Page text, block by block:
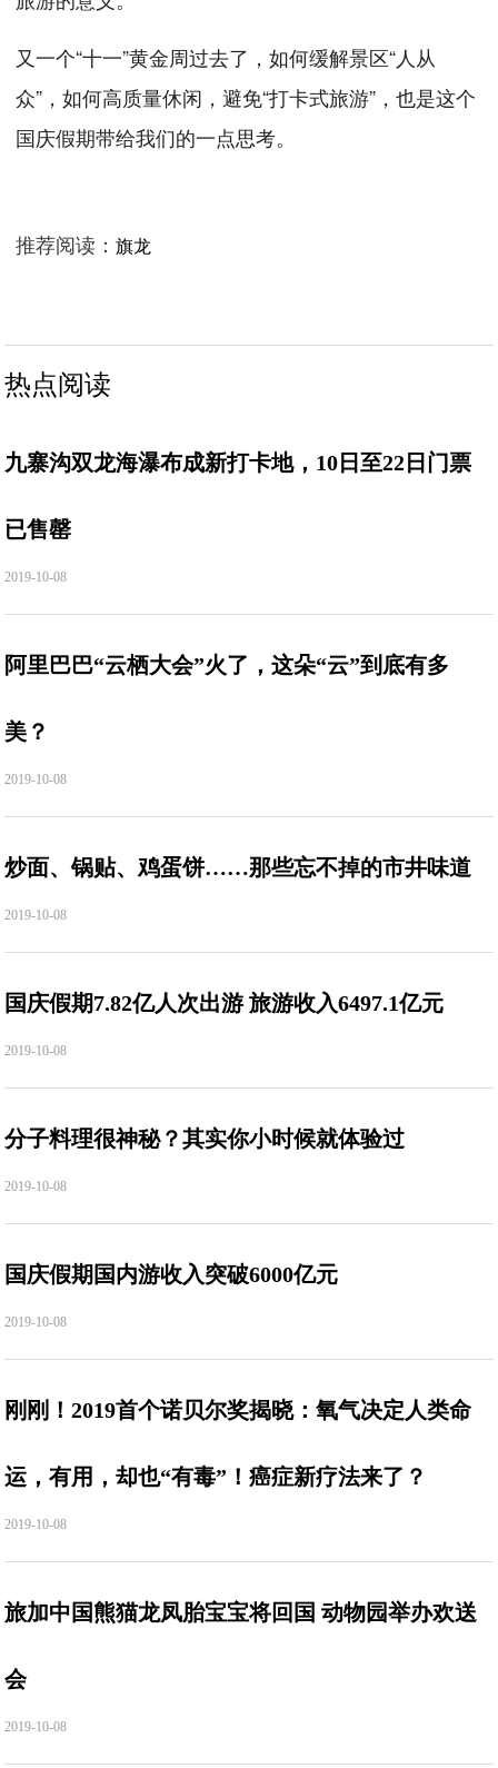
又一个“十一”黄金周过去了，如何缓解景区“人从
众”，如何高质量休闲，避免“打卡式旅游”，也是这个
国庆假期带给我们的一点思考。
推荐阅读：旗龙
热点阅读
九寨沟双龙海瀑布成新打卡地，10日至22日门票
已售罄
2019-10-08
阿里巴巴“云栖大会”火了，这朵“云”到底有多
美？
2019-10-08
炒面、锅贴、鸡蛋饼……那些忘不掉的市井味道
2019-10-08
国庆假期7.82亿人次出游 旅游收入6497.1亿元
2019-10-08
分子料理很神秘？其实你小时候就体验过
2019-10-08
国庆假期国内游收入突破6000亿元
2019-10-08
刚刚！2019首个诺贝尔奖揭晓：氧气决定人类命
运，有用，却也“有毒”！癌症新疗法来了？
2019-10-08
旅加中国熊猫龙凤胎宝宝将回国 动物园举办欢送
会
2019-10-08